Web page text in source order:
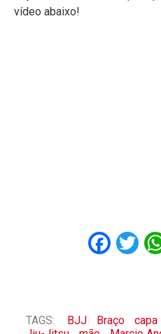
vídeo abaixo!
TAGS: BJJ Braço capa